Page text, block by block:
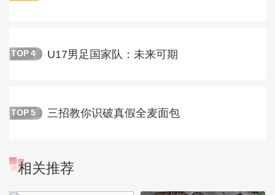
TOP 4 U17男足国家队：未来可期
TOP 5 三招教你识破真假全麦面包
相关推荐